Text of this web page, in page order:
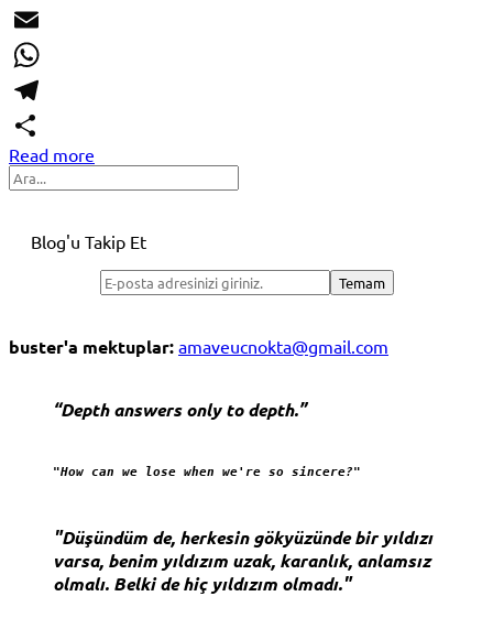
Twitter
Email
WhatsApp
Telegram
Share
Read more
Search
Blog'u Takip Et
buster'a mektuplar: amaveucnokta@gmail.com
“Depth answers only to depth.”
"How can we lose when we're so sincere?"
"Düşündüm de, herkesin gökyüzünde bir yıldızı
varsa, benim yıldızım uzak, karanlık, anlamsız
olmalı. Belki de hiç yıldızım olmadı."